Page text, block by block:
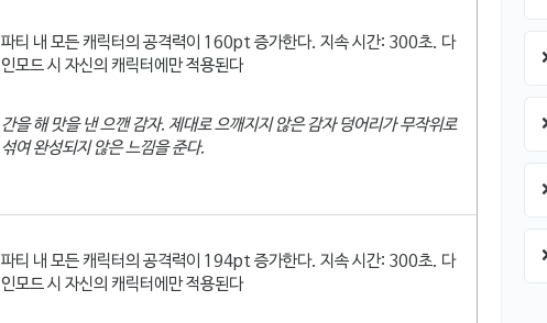
파티 내 모든 캐릭터의 공격력이 160pt 증가한다. 지속 시간: 300초. 다
인모드 시 자신의 캐릭터에만 적용된다
간을 해 맛을 낸 으깬 감자. 제대로 으깨지지 않은 감자 덩어리가 무작위로
섞여 완성되지 않은 느낌을 준다.
파티 내 모든 캐릭터의 공격력이 194pt 증가한다. 지속 시간: 300초. 다
인모드 시 자신의 캐릭터에만 적용된다